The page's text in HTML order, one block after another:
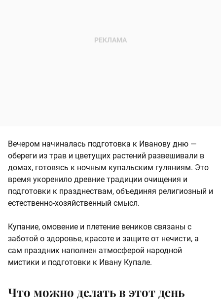
Вечером начиналась подготовка к Иванову дню —
обереги из трав и цветущих растений развешивали в
домах, готовясь к ночным купальским гуляниям. Это
время укоренило древние традиции очищения и
подготовки к празднествам, объединяя религиозный и
естественно‑хозяйственный смысл.
Купание, омовение и плетение веников связаны с
заботой о здоровье, красоте и защите от нечисти, а
сам праздник наполнен атмосферой народной
мистики и подготовки к Ивану Купале.
Что можно делать в этот день